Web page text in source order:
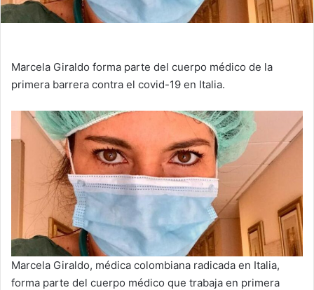
Marcela Giraldo forma parte del cuerpo médico de la
primera barrera contra el covid-19 en Italia.
Marcela Giraldo, médica colombiana radicada en Italia,
forma parte del cuerpo médico que trabaja en primera